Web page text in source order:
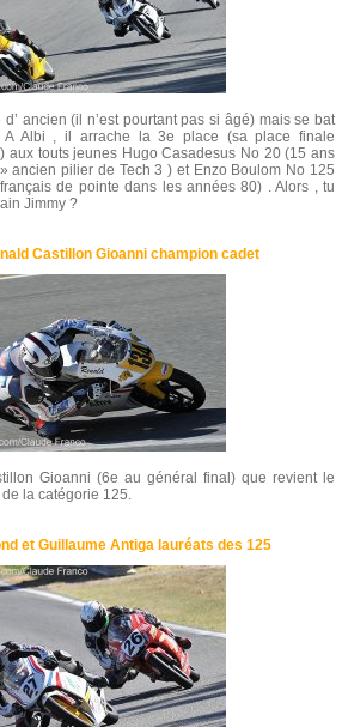
ancien (il n’est pourtant pas si âgé) mais se bat
A Albi , il arrache la 3e place (sa place finale
aux touts jeunes Hugo Casadesus No 20 (15 ans
ancien pilier de Tech 3 ) et Enzo Boulom No 125
de pointe dans les années 80) . Alors , tu
Jimmy ?
Castillon Gioanni champion cadet
Gioanni (6e au général final) que revient le
la catégorie 125.
et Guillaume Antiga lauréats des 125